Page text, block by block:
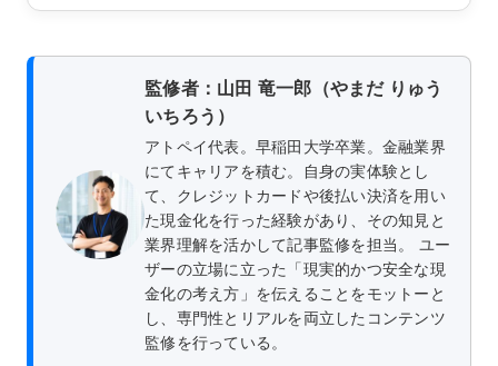
監修者：山田 竜一郎（やまだ りゅう
いちろう）
アトペイ代表。早稲田大学卒業。金融業界
にてキャリアを積む。自身の実体験とし
て、クレジットカードや後払い決済を用い
た現金化を行った経験があり、その知見と
業界理解を活かして記事監修を担当。 ユー
ザーの立場に立った「現実的かつ安全な現
金化の考え方」を伝えることをモットーと
し、専門性とリアルを両立したコンテンツ
監修を行っている。